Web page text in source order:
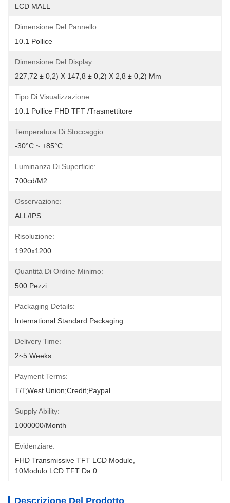
LCD MALL
Dimensione Del Pannello:
10.1 Pollice
Dimensione Del Display:
227,72 ± 0,2) X 147,8 ± 0,2) X 2,8 ± 0,2) Mm
Tipo Di Visualizzazione:
10.1 Pollice FHD TFT /trasmettitore
Temperatura Di Stoccaggio:
-30°C ~ +85°C
Luminanza Di Superficie:
700cd/m2
Osservazione:
ALL/IPS
Risoluzione:
1920x1200
Quantità Di Ordine Minimo:
500 Pezzi
Packaging Details:
International Standard Packaging
Delivery Time:
2~5 Weeks
Payment Terms:
T/T;West Union;Credit;Paypal
Supply Ability:
1000000/month
Evidenziare:
FHD Transmissive TFT LCD Module
10Modulo LCD TFT Da 0
Descrizione Del Prodotto